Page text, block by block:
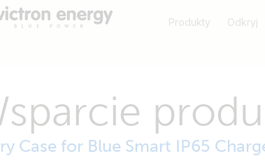
Produkty Odkryj
Case for Blue Smart IP65